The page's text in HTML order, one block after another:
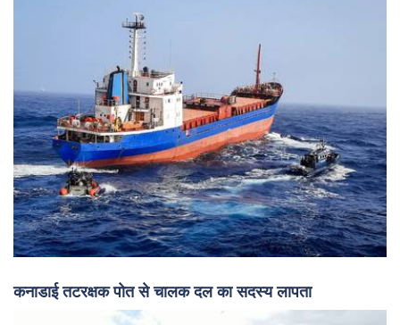
कनाडाई तटरक्षक पोत से चालक दल का सदस्य लापता